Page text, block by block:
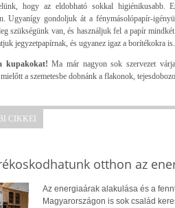
hogy az eldobható sokkal higiénikusabb.
Ugyanígy gondoljuk át a fénymásolópapír-
szükségünk van, és használjuk fel a papír
jegyzetpapírnak, és ugyanez igaz a borítékokra is.
kupakokat!Ma már nagyon sok szervezet
a szemetesbe dobnánk a flakonok,
CIKKEI
otthon az
Az energiaárak alakulása és a
Magyarországon is sok család